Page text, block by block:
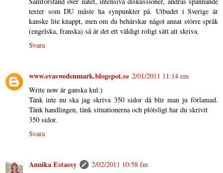
texter som DU måste ha synpunkter på. Utbudet i Sverige är
kanske lite knappt, men om du behärskar något annat större språk
(engelska, franska) så är det ett väldigt roligt sätt att skriva.
Svara
www.evaswedenmark.blogspot.se 2/01/2011 11:14 em
Write now är ganska kul:)
Tänk inte nu ska jag skriva 350 sidor då blir man ju förlamad.
Tänk handlingen, tänk situationerna och plötsligt har du skrivit
350 sidor.
Svara
Annika Estassy
2/02/2011 10:58 fm